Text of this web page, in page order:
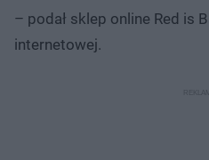
– podał sklep online Red is
internetowej.